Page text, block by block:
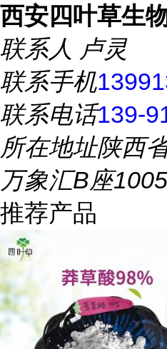
西安四叶草生
联系人 卢灵
联系手机
联系电话139-
所在地址陕西
万象汇B座
推荐产品